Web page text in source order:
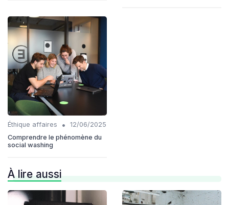
Éthique affaires •
12/06/2025
Comprendre le phénomène du
social washing
À lire aussi